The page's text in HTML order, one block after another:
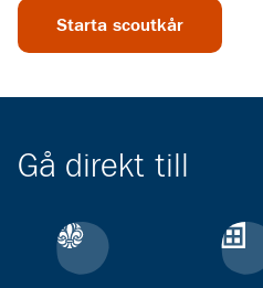
Starta scoutkår
Gå direkt till